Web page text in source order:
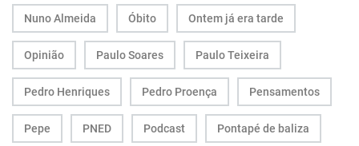
Nuno Almeida Óbito Ontem já era tarde
Opinião Paulo Soares Paulo Teixeira
Pedro Henriques Pedro Proença Pensamentos
Pepe PNED Podcast Pontapé de baliza